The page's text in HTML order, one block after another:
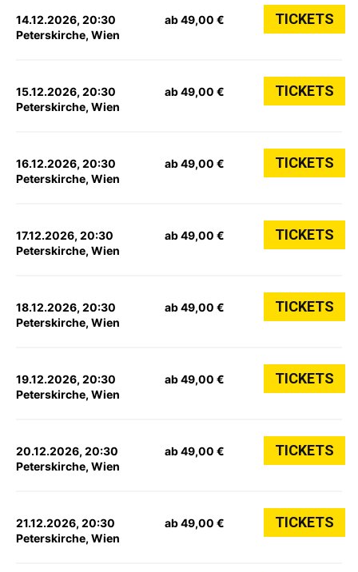
14.12.2026, 20:30
Peterskirche, Wien
ab 49,00 € TICKETS
15.12.2026, 20:30
Peterskirche, Wien
ab 49,00 € TICKETS
16.12.2026, 20:30
Peterskirche, Wien
ab 49,00 € TICKETS
17.12.2026, 20:30
Peterskirche, Wien
ab 49,00 € TICKETS
18.12.2026, 20:30
Peterskirche, Wien
ab 49,00 € TICKETS
19.12.2026, 20:30
Peterskirche, Wien
ab 49,00 € TICKETS
20.12.2026, 20:30
Peterskirche, Wien
ab 49,00 € TICKETS
21.12.2026, 20:30
Peterskirche, Wien
ab 49,00 € TICKETS